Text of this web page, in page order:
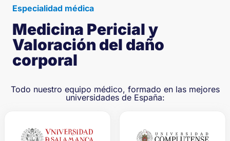
Especialidad médica
Medicina Pericial y
Valoración del daño
corporal
Todo nuestro equipo médico, formado en las mejores
universidades de España: